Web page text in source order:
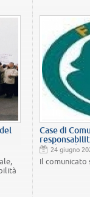
Case di
medici,
cittadini”
24 giugno
Il comunicato